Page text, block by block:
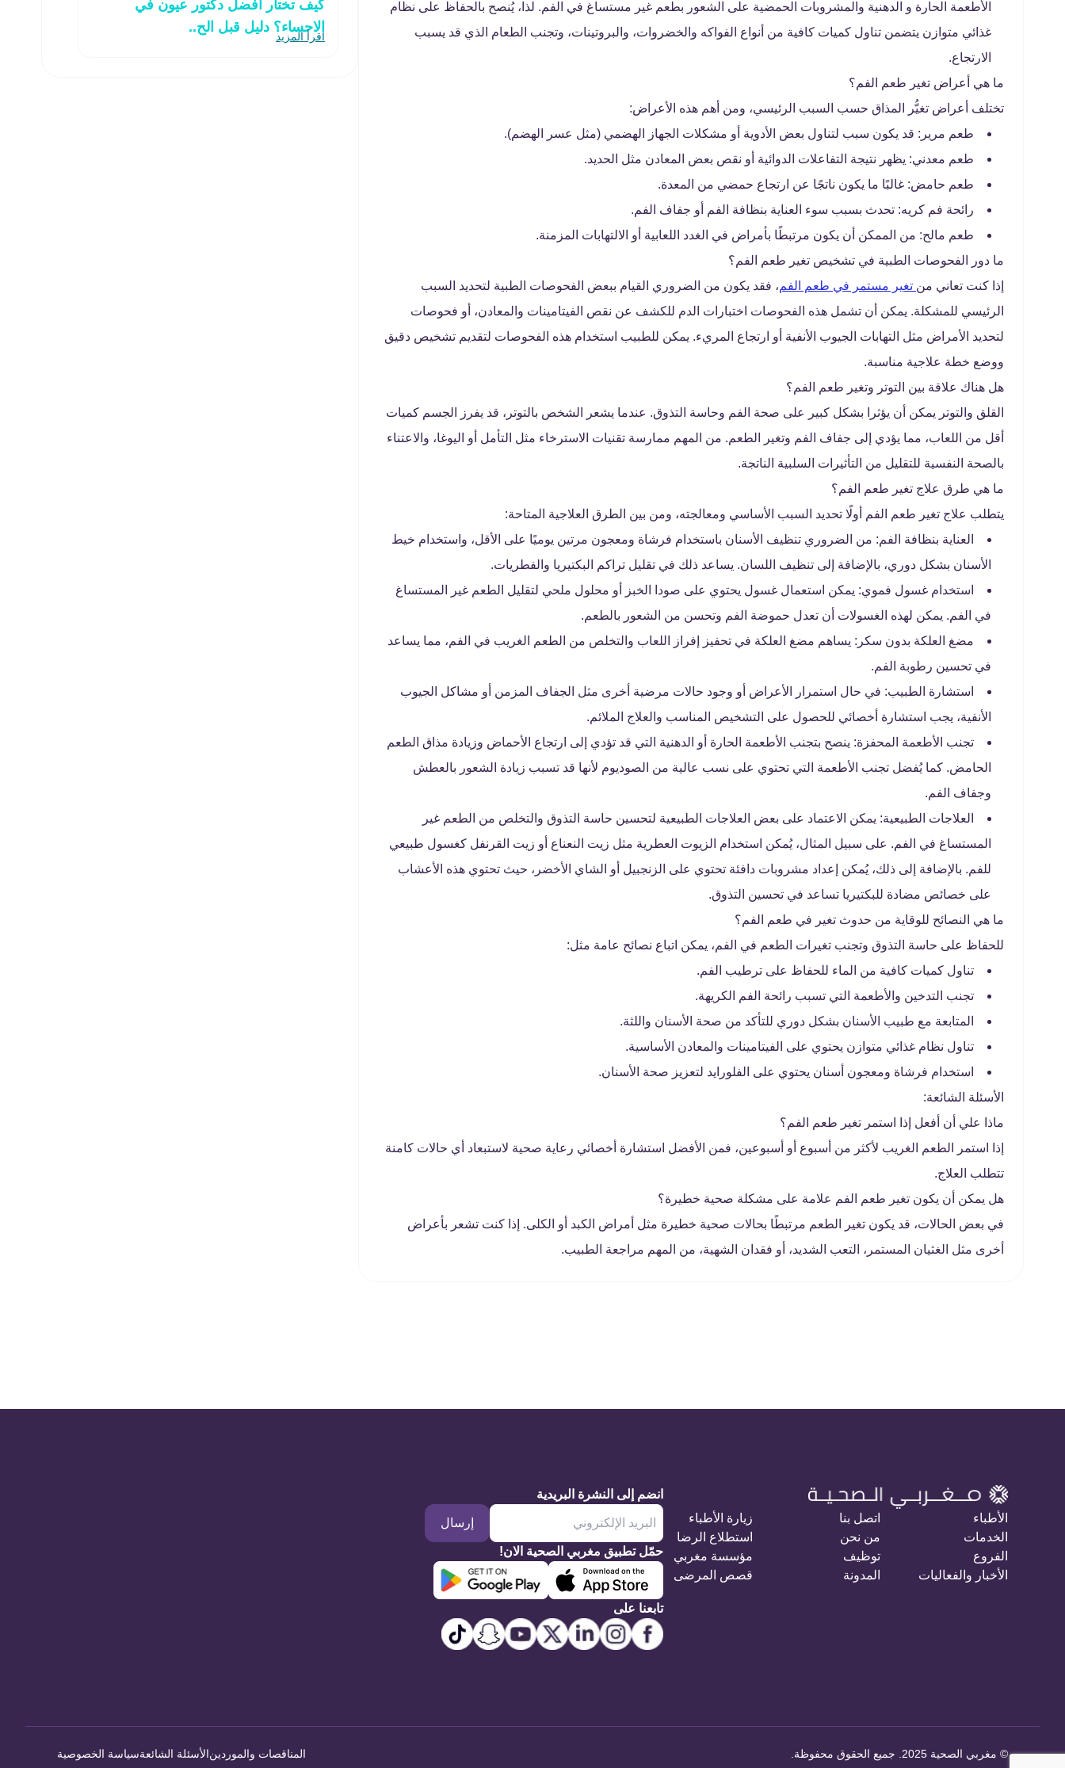
الأطعمة الحارة و الدهنية والمشروبات الحمضية على الشعور بطعم غير مستساغ في الفم. لذا، يُنصح بالحفاظ على نظام
غذائي متوازن يتضمن تناول كميات كافية من أنواع الفواكه والخضروات، والبروتينات، وتجنب الطعام الذي قد يسبب
الارتجاع.
ما هي أعراض تغير طعم الفم؟
تختلف أعراض تغيُّر المذاق حسب السبب الرئيسي، ومن أهم هذه الأعراض:
طعم مرير: قد يكون سبب لتناول بعض الأدوية أو مشكلات الجهاز الهضمي (مثل عسر الهضم).
طعم معدني: يظهر نتيجة التفاعلات الدوائية أو نقص بعض المعادن مثل الحديد.
طعم حامض: غالبًا ما يكون ناتجًا عن ارتجاع حمضي من المعدة.
رائحة فم كريه: تحدث بسبب سوء العناية بنظافة الفم أو جفاف الفم.
طعم مالح: من الممكن أن يكون مرتبطًا بأمراض في الغدد اللعابية أو الالتهابات المزمنة.
ما دور الفحوصات الطبية في تشخيص تغير طعم الفم؟
إذا كنت تعاني من تغير مستمر في طعم الفم، فقد يكون من الضروري القيام ببعض الفحوصات الطبية لتحديد السبب
الرئيسي للمشكلة. يمكن أن تشمل هذه الفحوصات اختبارات الدم للكشف عن نقص الفيتامينات والمعادن، أو فحوصات
لتحديد الأمراض مثل التهابات الجيوب الأنفية أو ارتجاع المريء. يمكن للطبيب استخدام هذه الفحوصات لتقديم تشخيص دقيق
ووضع خطة علاجية مناسبة.
هل هناك علاقة بين التوتر وتغير طعم الفم؟
القلق والتوتر يمكن أن يؤثرا بشكل كبير على صحة الفم وحاسة التذوق. عندما يشعر الشخص بالتوتر، قد يفرز الجسم كميات
أقل من اللعاب، مما يؤدي إلى جفاف الفم وتغير الطعم. من المهم ممارسة تقنيات الاسترخاء مثل التأمل أو اليوغا، والاعتناء
بالصحة النفسية للتقليل من التأثيرات السلبية الناتجة.
ما هي طرق علاج تغير طعم الفم؟
يتطلب علاج تغير طعم الفم أولًا تحديد السبب الأساسي ومعالجته، ومن بين الطرق العلاجية المتاحة:
العناية بنظافة الفم: من الضروري تنظيف الأسنان باستخدام فرشاة ومعجون مرتين يوميًا على الأقل، واستخدام خيط
الأسنان بشكل دوري، بالإضافة إلى تنظيف اللسان. يساعد ذلك في تقليل تراكم البكتيريا والفطريات.
استخدام غسول فموي: يمكن استعمال غسول يحتوي على صودا الخبز أو محلول ملحي لتقليل الطعم غير المستساغ
في الفم. يمكن لهذه الغسولات أن تعدل حموضة الفم وتحسن من الشعور بالطعم.
مضغ العلكة بدون سكر: يساهم مضغ العلكة في تحفيز إفراز اللعاب والتخلص من الطعم الغريب في الفم، مما يساعد
في تحسين رطوبة الفم.
استشارة الطبيب: في حال استمرار الأعراض أو وجود حالات مرضية أخرى مثل الجفاف المزمن أو مشاكل الجيوب
الأنفية، يجب استشارة أخصائي للحصول على التشخيص المناسب والعلاج الملائم.
تجنب الأطعمة المحفزة: ينصح بتجنب الأطعمة الحارة أو الدهنية التي قد تؤدي إلى ارتجاع الأحماض وزيادة مذاق الطعم
الحامض. كما يُفضل تجنب الأطعمة التي تحتوي على نسب عالية من الصوديوم لأنها قد تسبب زيادة الشعور بالعطش
وجفاف الفم.
العلاجات الطبيعية: يمكن الاعتماد على بعض العلاجات الطبيعية لتحسين حاسة التذوق والتخلص من الطعم غير
المستساغ في الفم. على سبيل المثال، يُمكن استخدام الزيوت العطرية مثل زيت النعناع أو زيت القرنفل كغسول طبيعي
للفم. بالإضافة إلى ذلك، يُمكن إعداد مشروبات دافئة تحتوي على الزنجبيل أو الشاي الأخضر، حيث تحتوي هذه الأعشاب
على خصائص مضادة للبكتيريا تساعد في تحسين التذوق.
ما هي النصائح للوقاية من حدوث تغير في طعم الفم؟
للحفاظ على حاسة التذوق وتجنب تغيرات الطعم في الفم، يمكن اتباع نصائح عامة مثل:
تناول كميات كافية من الماء للحفاظ على ترطيب الفم.
تجنب التدخين والأطعمة التي تسبب رائحة الفم الكريهة.
المتابعة مع طبيب الأسنان بشكل دوري للتأكد من صحة الأسنان واللثة.
تناول نظام غذائي متوازن يحتوي على الفيتامينات والمعادن الأساسية.
استخدام فرشاة ومعجون أسنان يحتوي على الفلورايد لتعزيز صحة الأسنان.
الأسئلة الشائعة:
ماذا علي أن أفعل إذا استمر تغير طعم الفم؟
إذا استمر الطعم الغريب لأكثر من أسبوع أو أسبوعين، فمن الأفضل استشارة أخصائي رعاية صحية لاستبعاد أي حالات كامنة
تتطلب العلاج.
هل يمكن أن يكون تغير طعم الفم علامة على مشكلة صحية خطيرة؟
في بعض الحالات، قد يكون تغير الطعم مرتبطًا بحالات صحية خطيرة مثل أمراض الكبد أو الكلى. إذا كنت تشعر بأعراض
أخرى مثل الغثيان المستمر، التعب الشديد، أو فقدان الشهية، من المهم مراجعة الطبيب.
كيف تختار افضل دكتور عيون في
الاحساء؟ دليل قبل الح..
اقرأ المزيد
الأطباء
الخدمات
الفروع
الأخبار والفعاليات
اتصل بنا
من نحن
توظيف
المدونة
زيارة الأطباء
استطلاع الرضا
مؤسسة مغربي
قصص المرضى
انضم إلى النشرة البريدية
إرسال
حمّل تطبيق مغربي الصحية الان!
تابعنا على
© مغربي الصحية 2025. جميع الحقوق محفوظة المناقصات والموردينالأسئلة الشائعةسياسة الخصوصية